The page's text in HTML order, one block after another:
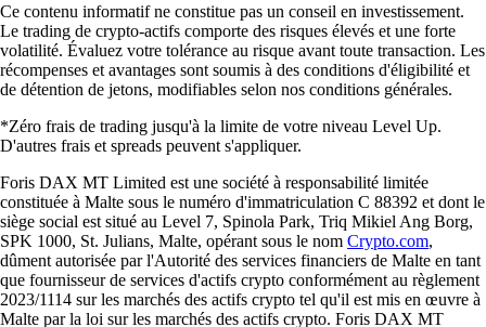
Ce contenu informatif ne constitue pas un conseil en investissement.
Le trading de crypto-actifs comporte des risques élevés et une forte
volatilité. Évaluez votre tolérance au risque avant toute transaction. Les
récompenses et avantages sont soumis à des conditions d'éligibilité et
de détention de jetons, modifiables selon nos conditions générales.
*Zéro frais de trading jusqu'à la limite de votre niveau Level Up.
D'autres frais et spreads peuvent s'appliquer.
Foris DAX MT Limited est une société à responsabilité limitée
constituée à Malte sous le numéro d'immatriculation C 88392 et dont le
siège social est situé au Level 7, Spinola Park, Triq Mikiel Ang Borg,
SPK 1000, St. Julians, Malte, opérant sous le nom Crypto.com,
dûment autorisée par l'Autorité des services financiers de Malte en tant
que fournisseur de services d'actifs crypto conformément au règlement
2023/1114 sur les marchés des actifs crypto tel qu'il est mis en œuvre à
Malte par la loi sur les marchés des actifs crypto. Foris DAX MT